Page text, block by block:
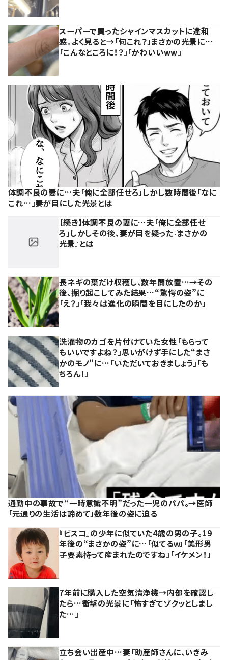
スーパーで買ったシャインマスカットに違和
感。よく見ると→「何これ？」まさかの光景に…
「こんなところに！？」「かわいいww」
体調不良の妻に…夫「俺に全部任せろ」しかし数時間後「なに
これ…」妻が目にした光景とは
【続き】体調不良の妻に…夫「俺に全部任せ
ろ」しかしその後、妻が目を疑った『まさかの
光景』とは
長ネギの葉だけ収穫し、数年間放置…→その
後、掘り起こしてみた結果…“驚愕の姿”に
「え？」「我々は進化の瞬間を目にしたのか」
洗濯物のカゴを片付けていた女性「もらって
もいいですよね？」思いがけず手にした“まさ
かのモノ”に…「いただいておきましょう」「も
ちろん！」
通勤中の事故で“一時意識不明”だった一児のパパ。→医師
「元通りの生活は諦めて」数年後の姿に迫る
『ビスコ』の少年に似ていた4歳の男の子。19
年後の“まさかの姿”に…「似てるｗ」「美形男
子要素持って産まれたのですね」「イケメン！」
7年前に購入した空気清浄機→内部を確認し
たら…衝撃の光景に「怖すぎてゾクッとしまし
た…」
立ち会い出産中…妻「助産師さんに、いきみ